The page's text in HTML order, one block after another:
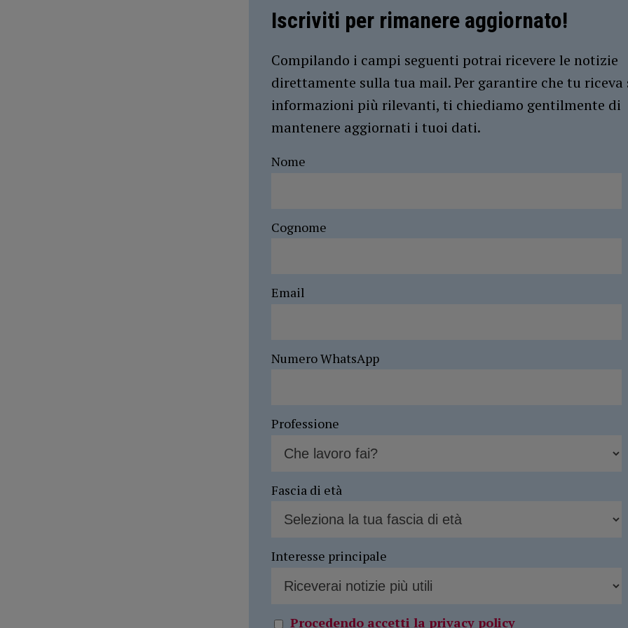
Iscriviti per rimanere aggiornato!
Compilando i campi seguenti potrai ricevere le notizie
direttamente sulla tua mail. Per garantire che tu riceva
informazioni più rilevanti, ti chiediamo gentilmente di
mantenere aggiornati i tuoi dati.
Nome
Cognome
Email
Numero WhatsApp
Professione
Fascia di età
Interesse principale
Procedendo accetti la privacy policy